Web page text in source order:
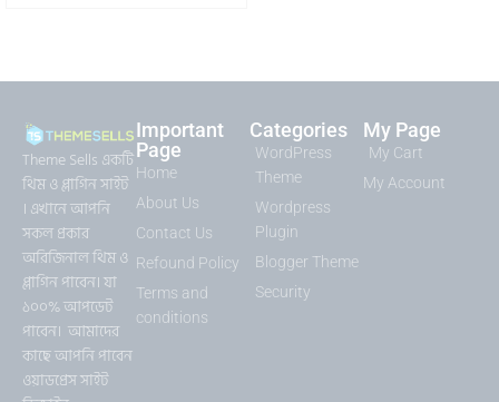
Theme Sells একটি
থিম ও প্লাগিন সাইট
। এখানে আপনি
সকল প্রকার
অরিজিনাল থিম ও
প্লাগিন পাবেন। যা
১০০% আপডেট
পাবেন। আমাদের
কাছে আপনি পাবেন
ওয়াডপ্রেস সাইট
Important
Page
Home
About Us
Contact Us
Refound Policy
Terms and
conditions
Categories
WordPress
Theme
Wordpress
Plugin
Blogger Theme
Security
My Page
My Cart
My Account